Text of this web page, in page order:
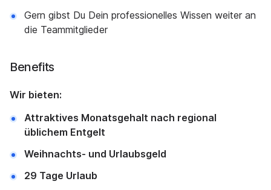
Gern gibst Du Dein professionelles Wissen weiter an
die Teammitglieder
Benefits
Wir bieten:
Attraktives Monatsgehalt nach regional
üblichem Entgelt
Weihnachts- und Urlaubsgeld
29 Tage Urlaub